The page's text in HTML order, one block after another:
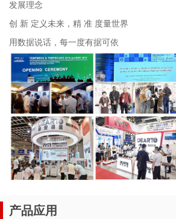
发展理念
创 新 定义未来，精 准 度量世界
用数据说话，每一度有据可依
产品应用